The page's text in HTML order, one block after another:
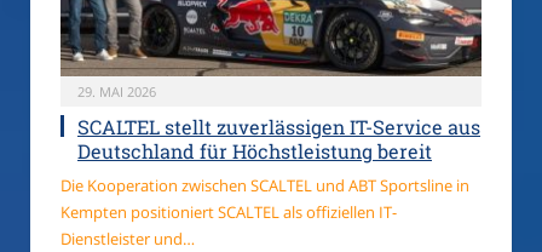
29. MAI 2026
SCALTEL stellt zuverlässigen IT-Service aus
Deutschland für Höchstleistung bereit
Die Kooperation zwischen SCALTEL und ABT Sportsline in
Kempten positioniert SCALTEL als offiziellen IT-
Dienstleister und…